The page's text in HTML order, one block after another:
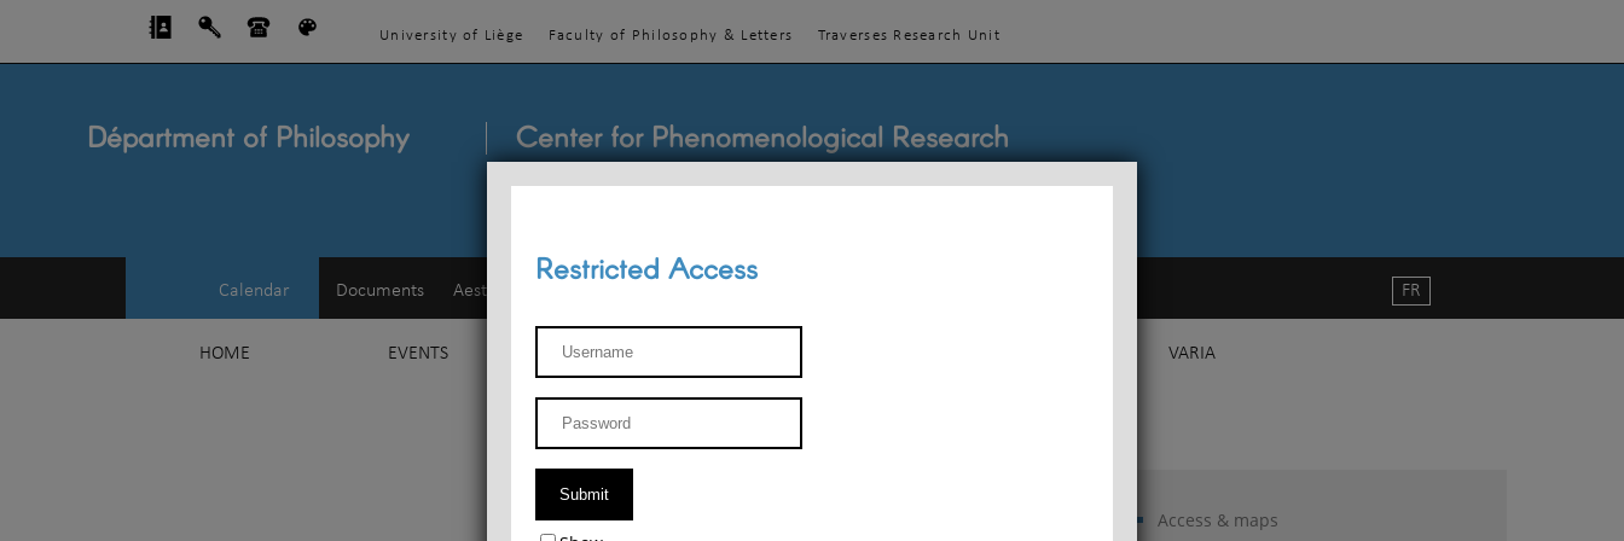
University of Liège Faculty of Philosophy & Letters Traverses Research Unit
Départment of Philosophy Center for Phenomenological Research
Calendar Documents Aesthetics
HOME EVENTS TEACHINGS VARIA
FR
Access & maps
Restricted Access